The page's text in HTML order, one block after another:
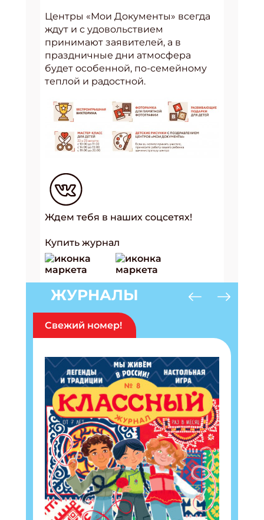
Центры «Мои Документы» всегда
ждут и с удовольствием
принимают заявителей, а в
праздничные дни атмосфера
будет особенной, по-семейному
теплой и радостной.
Ждем тебя в наших соцсетях!
Купить журнал
ЖУРНАЛЫ
Свежий номер!